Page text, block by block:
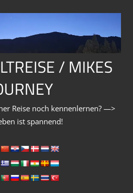
/ MIKES
Reise noch kennenlernen? —>
ist spannend!